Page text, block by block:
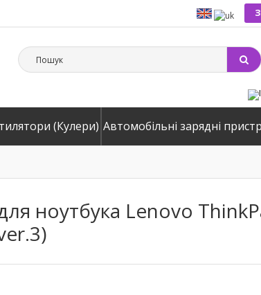
(Кулери) Автомобільні зарядні
ноутбука Lenovo